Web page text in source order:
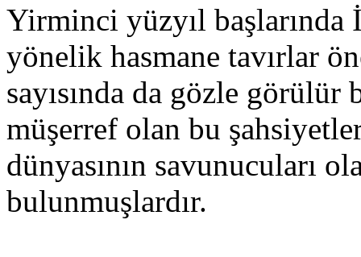
Yirminci yüzyıl
yönelik hasmane tavırlar
sayısında da gözle görülür
müşerref olan bu
dünyasının savunucuları
bulunmuşlardır.